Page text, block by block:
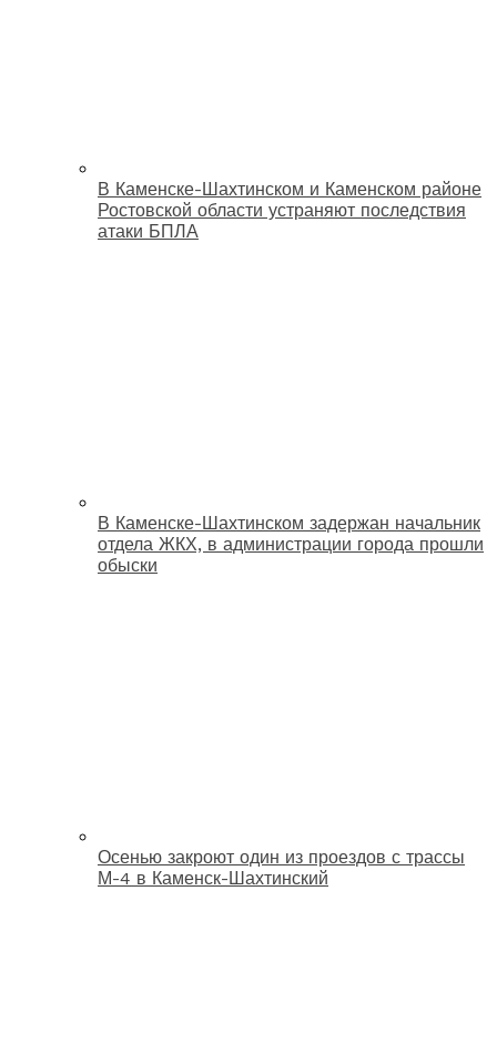
В Каменске-Шахтинском и Каменском районе
Ростовской области устраняют последствия
атаки БПЛА
В Каменске-Шахтинском задержан начальник
отдела ЖКХ, в администрации города прошли
обыски
Осенью закроют один из проездов с трассы
М-4 в Каменск-Шахтинский